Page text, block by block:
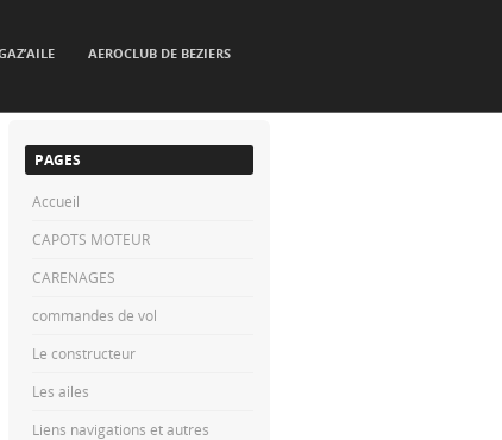
AEROCLUB DE BEZIERS
PAGES
Accueil
CAPOTS MOTEUR
CARENAGES
commandes de vol
Le constructeur
Les ailes
Liens navigations et autres